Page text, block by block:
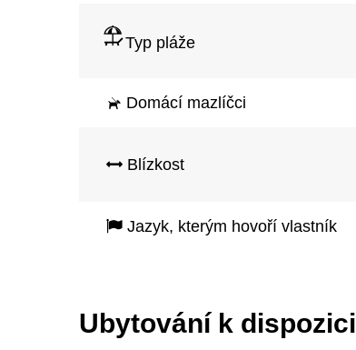
Typ pláže
Domácí mazlíčci
Blízkost
Jazyk, kterým hovoří vlastník
Ubytování k dispozici